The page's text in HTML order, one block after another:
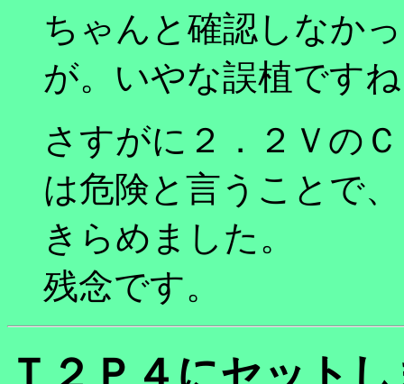
ちゃんと確認しなか
が。いやな誤植です
さすがに２．２Ｖの
は危険と言うことで
きらめました。
残念です。
Ｔ２Ｐ４にセット